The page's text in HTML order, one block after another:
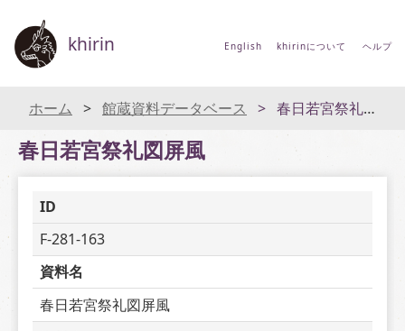
khirin English khirinについて ヘルプ
ホーム 館蔵資料データベース 春日若宮祭礼図屏風
春日若宮祭礼図屏風
ID
F-281-163
資料名
春日若宮祭礼図屏風